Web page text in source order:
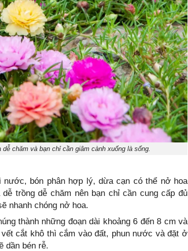
chăm và bạn chỉ cần giâm cành xuống là sống.
bón phân hợp lý, dừa cạn có thể nở hoa
trồng dễ chăm nên bạn chỉ cần cung cấp đủ
nhanh chóng nở hoa.
thành những đoạn dài khoảng 6 đến 8 cm và
cắt khô thì cắm vào đất, phun nước và đặt ở
dần bén rễ.